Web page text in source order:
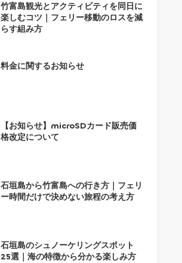
竹富島観光とアクティビティを同日に
楽しむコツ｜フェリー移動のロスを減
らす組み方
料金に関するお知らせ
【お知らせ】microSDカード販売価
格改定について
石垣島から竹富島への行き方｜フェリ
ー時間だけで決めない旅程の考え方
石垣島のシュノーケリングスポット
25選｜海の特徴から分かる楽しみ方